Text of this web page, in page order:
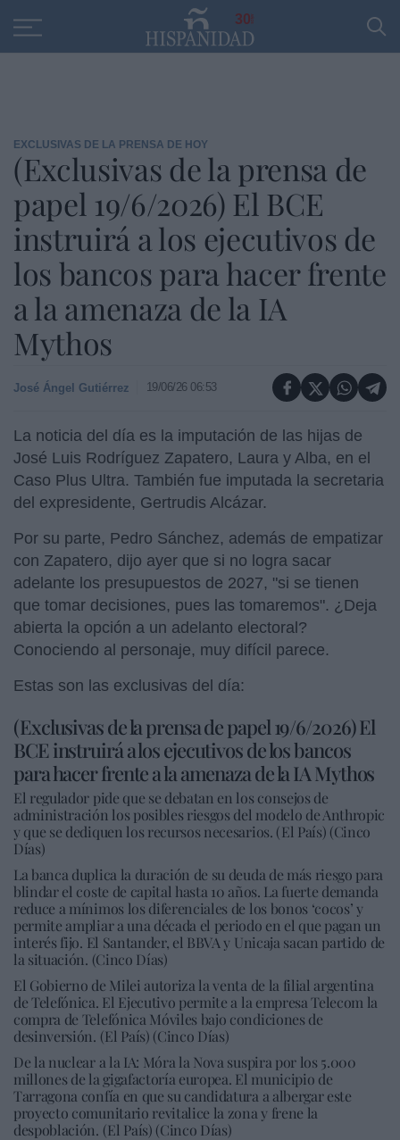
30
EXCLUSIVAS DE LA PRENSA DE HOY
(Exclusivas de la prensa de
papel 19/6/2026) El BCE
instruirá a los ejecutivos de
los bancos para hacer frente
a la amenaza de la IA
Mythos
José Ángel Gutiérrez 19/06/26 06:53
La noticia del día es la imputación de las hijas de
José Luis Rodríguez Zapatero, Laura y Alba, en el
Caso Plus Ultra. También fue imputada la secretaria
del expresidente, Gertrudis Alcázar.
Por su parte, Pedro Sánchez, además de empatizar
con Zapatero, dijo ayer que si no logra sacar
adelante los presupuestos de 2027, "si se tienen
que tomar decisiones, pues las tomaremos". ¿Deja
abierta la opción a un adelanto electoral?
Conociendo al personaje, muy difícil parece.
Estas son las exclusivas del día:
(Exclusivas de la prensa de papel 19/6/2026) El
BCE instruirá a los ejecutivos de los bancos
para hacer frente a la amenaza de la IA Mythos
El regulador pide que se debatan en los consejos de
administración los posibles riesgos del modelo de Anthropic
y que se dediquen los recursos necesarios. (El País) (Cinco
Días)
La banca duplica la duración de su deuda de más riesgo para
blindar el coste de capital hasta 10 años. La fuerte demanda
reduce a mínimos los diferenciales de los bonos ‘cocos’ y
permite ampliar a una década el periodo en el que pagan un
interés fijo. El Santander, el BBVA y Unicaja sacan partido de
la situación. (Cinco Días)
El Gobierno de Milei autoriza la venta de la filial argentina
de Telefónica. El Ejecutivo permite a la empresa Telecom la
compra de Telefónica Móviles bajo condiciones de
desinversión. (El País) (Cinco Días)
De la nuclear a la IA: Móra la Nova suspira por los 5.000
millones de la gigafactoría europea. El municipio de
Tarragona confía en que su candidatura a albergar este
proyecto comunitario revitalice la zona y frene la
despoblación. (El País) (Cinco Días)